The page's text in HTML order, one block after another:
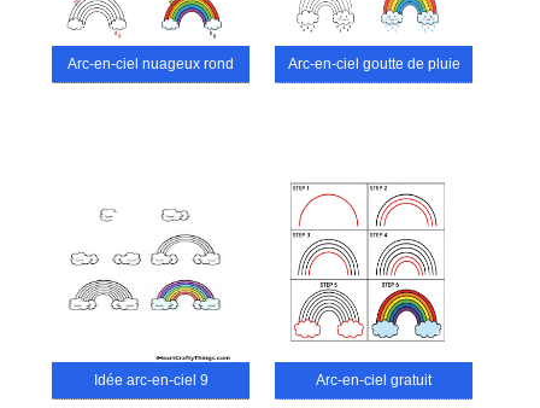
Arc-en-ciel nuageux rond Arc-en-ciel goutte de pluie
Idée arc-en-ciel 9 Arc-en-ciel gratuit